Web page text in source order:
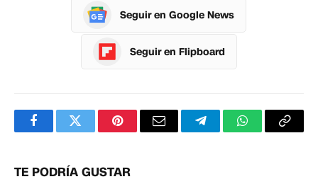
Seguir en Google News
Seguir en Flipboard
FacebookTwitterPinterestCorreoTelegramWhatsApp
TE PODRÍA GUSTAR